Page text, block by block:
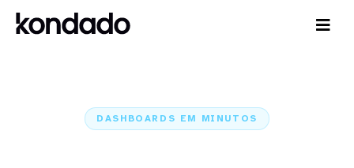
DASHBOARDS EM MINUTOS